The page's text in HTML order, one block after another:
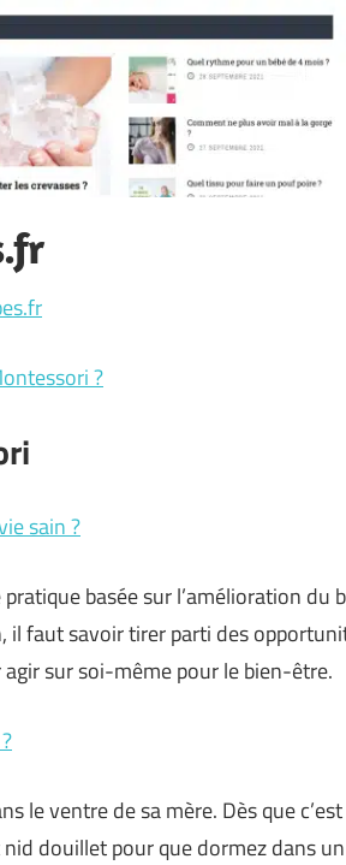
?
sain ?
basée sur l’amélioration
il faut savoir tirer parti des
sur soi-même pour le bien-être.
le ventre de sa mère. Dès que
douillet pour que dormez dans